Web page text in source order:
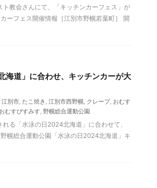
教会さんにて、「キッチンカーフェス」が
ーフェス開催情報［江別市野幌若葉町］ 開
道」に合わせ、キッチンカーが大
江別市, たこ焼き , 江別市西野幌, クレープ, おむす
おむすびすみす, 野幌総合運動公園
る「水泳の日2024北海道」に合わせて、
幌総合運動公園「水泳の日2024北海道」キ